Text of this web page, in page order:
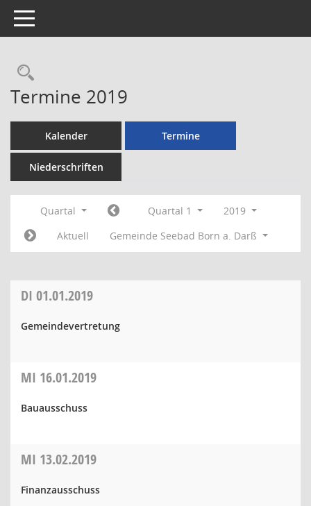
Toggle navigation
Rechercheauswahl
Termine 2019
Kalender Termine
Niederschriften
Quartal Quartal 1
2019
Aktuell
Gemeinde Seebad Born a. Darß
DI 01.01.2019
Gemeindevertretung
MI 16.01.2019
Bauausschuss
MI 13.02.2019
Finanzausschuss